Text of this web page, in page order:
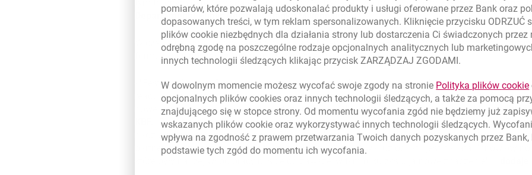
tym trudnym okresie wydaje nam się jeszcze bardziej istotne, niż dotychczas –mówi Iwona
Departamentu Public Relations Banku Millennium.
W czasie pełnym zmian i redefinicji, a nawet niepokojów, KBF i Bank Millennium wytyczają
formuły, przenosząc w tym roku wydarzenie w całości do sieci.
Festiwal Sacrum Profanum podczas całej swojej historii ewoluował, bo taki też od początku
reagujący na bieżące wydarzenia. Nie tylko muzyczne, ale też społeczne. Sacrum Profanum
nowej muzyki, stawiać odważnych tez i nurtujących pytań na wielu płaszczyznach –
Przestrzeń eksperymentu i poszukiwania to od zawsze esencja Sacrum Profanum. To
nadzieję!) na stałe związała nas z Bankiem Millennium, za co bardzo dziękujemy. Od lat
partnerami i żartobliwie mówimy, że to związek, który trwa już od lat i jest na lata.
pomiarów, które pozwalają udoskonalać produkty i usługi oferowane przez Bank oraz
dopasowanych treści, w tym reklam spersonalizowanych. Kliknięcie przycisku ODRZUĆ
plikówcookie niezbędnych dla działania strony lub dostarczenia Ci świadczonych przez
odrębną zgodę na poszczególne rodzaje opcjonalnych analitycznych lub
innych technologii śledzących klikając przycisk ZARZĄDZAJ ZGODAMI.
W dowolnym momencie możesz wycofać swoje zgody na stronie Polityka plikówcookie
opcjonalnych plikówcookies oraz innych technologii śledzących, a także za pomocą
znajdującego się w stopce strony. Od momentu wycofania zgód nie będziemy już
wskazanych plikówcookie oraz wykorzystywać innych technologii śledzących.
wpływa na zgodność z prawem przetwarzania Twoich danych pozyskanych przez
podstawie tych zgód do momentu ich wycofania.